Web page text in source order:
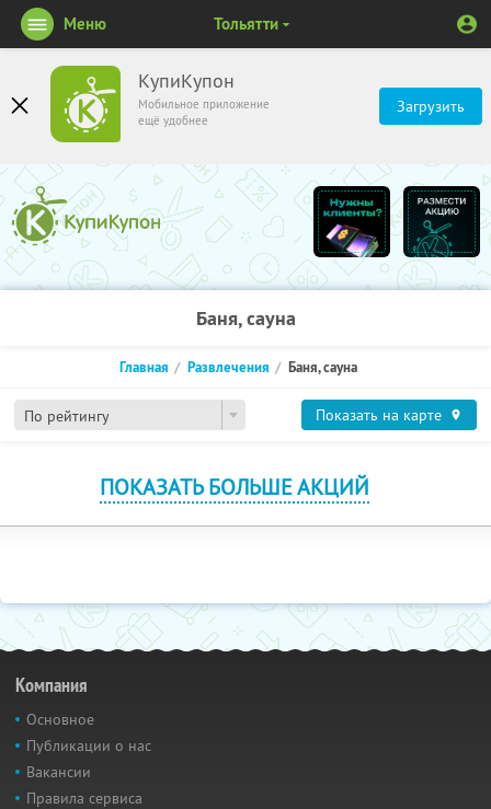
КупиКупон
Мобильное приложение
ещё удобнее
Загрузить
Меню Тольятти
Баня, сауна
По рейтингу
Главная Развлечения Баня, сауна
Показать на карте
ПОКАЗАТЬ БОЛЬШЕ АКЦИЙ
Компания
Основное
Публикации о нас
Вакансии
Правила сервиса